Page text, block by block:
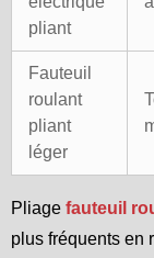
pliant
Fauteuil
roulant
pliant
léger
Pliage fauteuil
plus fréquents en